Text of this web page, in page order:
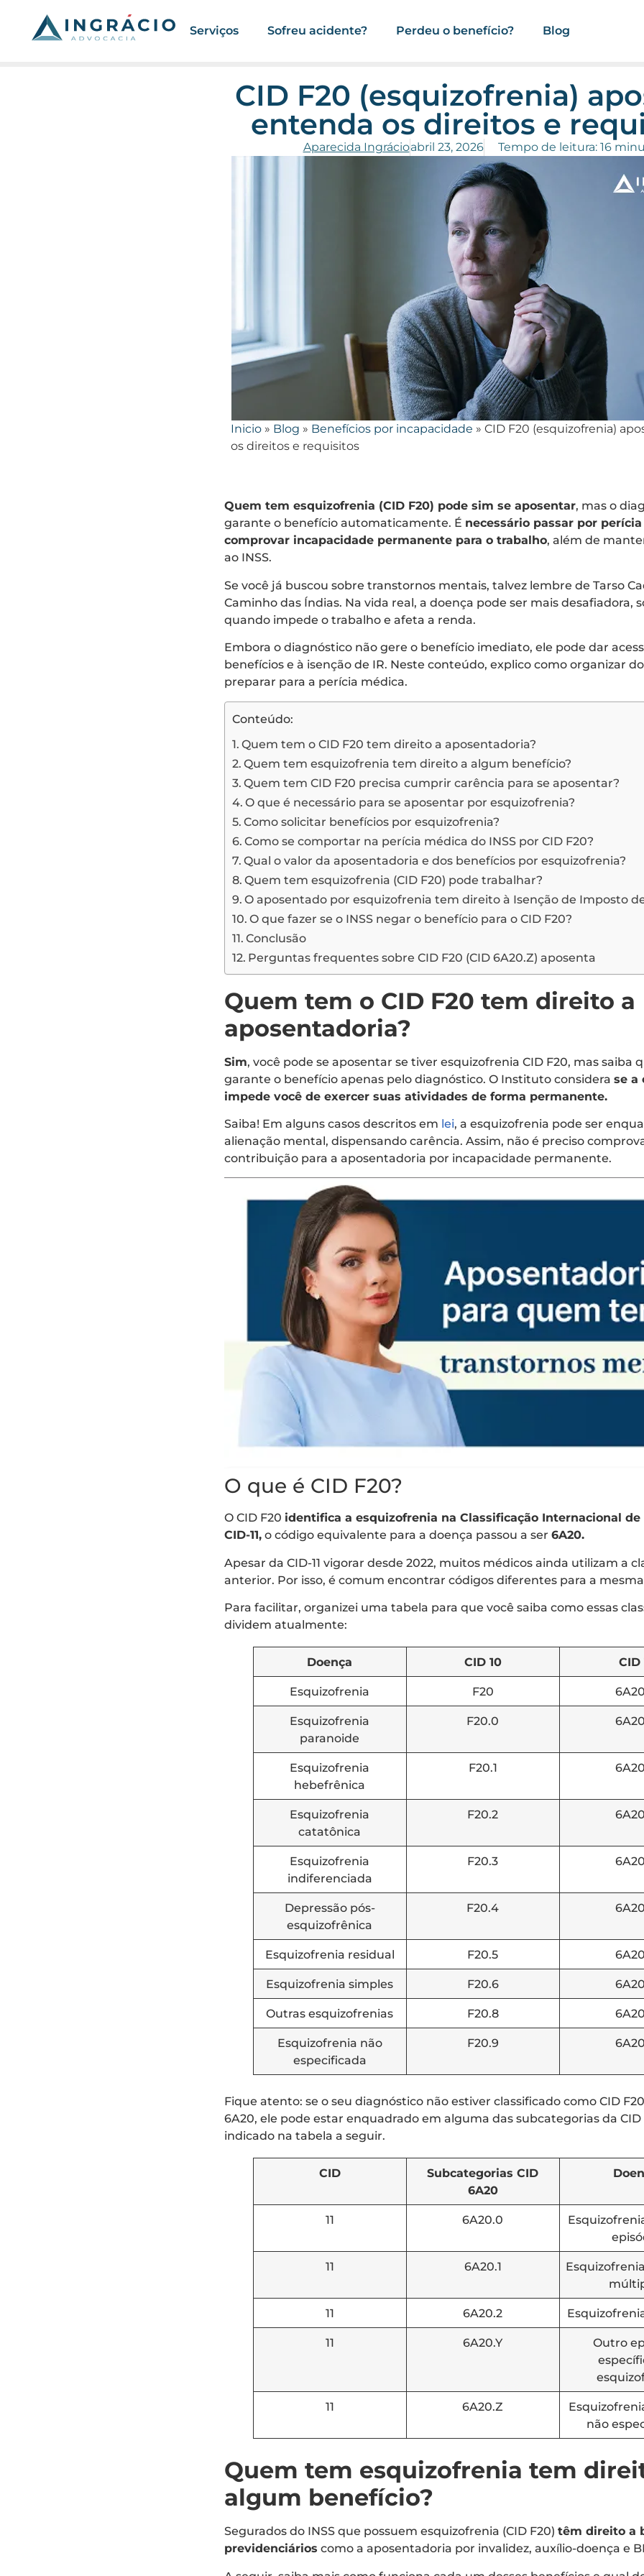
Serviços Sofreu acidente? Perdeu o benefício? Blog
CID F20 (esquizofrenia)
entenda os direitos e
Aparecida Ingrácioabril 23, 2026 Tempo de leitura: 16
Inicio» Blog » Benefícios por incapacidade » CID F20 (esquizofrenia)
os direitos e requisitos
Quem tem esquizofrenia (CID F20) pode sim se aposentar, mas o
garante o benefício automaticamente. É necessário passar por
comprovar incapacidade permanente para o trabalho, além de
ao INSS.
Se você já buscou sobre transtornos mentais, talvez lembre de Tarso
Caminho das Índias. Na vida real, a doença pode ser mais desafiadora,
quando impede o trabalho e afeta a renda.
Embora o diagnóstico não gere o benefício imediato, ele pode dar
benefícios e à isenção de IR. Neste conteúdo, explico como organizar
preparar para a perícia médica.
Conteúdo:
Quem tem o CID F20 tem direito a aposentadoria?
Quem tem esquizofrenia tem direito a algum benefício?
Quem tem CID F20 precisa cumprir carência para se aposentar?
O que é necessário para se aposentar por esquizofrenia?
Como solicitar benefícios por esquizofrenia?
Como se comportar na perícia médica do INSS por CID F20?
Qual o valor da aposentadoria e dos benefícios por esquizofrenia?
Quem tem esquizofrenia (CID F20) pode trabalhar?
O aposentado por esquizofrenia tem direito à Isenção de Imposto
O que fazer se o INSS negar o benefício para o CID F20?
Conclusão
Perguntas frequentes sobre CID F20 (CID 6A20.Z) aposenta
Quem tem o CID F20 tem direito a
aposentadoria?
Sim, você pode se aposentar se tiver esquizofrenia CID F20, mas saiba
garante o benefício apenas pelo diagnóstico. O Instituto considera se a
impede você de exercer suas atividades de forma permanente.
Saiba! Em alguns casos descritos em lei, a esquizofrenia pode ser
alienação mental, dispensando carência. Assim, não é preciso
contribuição para a aposentadoria por incapacidade permanente.
O que é CID F20?
O CID F20 identifica a esquizofrenia na Classificação Internacional de
CID-11,o código equivalente para a doença passou a ser 6A20.
Apesar da CID-11 vigorar desde 2022, muitos médicos ainda utilizam a
anterior. Por isso, é comum encontrar códigos diferentes para a
Para facilitar, organizei uma tabela para que você saiba como essas
dividem atualmente:
Doença CID 10 CID
Esquizofrenia F20
Esquizofrenia
paranoide
F20.0
Esquizofrenia
hebefrênica
F20.1
Esquizofrenia
catatônica
F20.2
Esquizofrenia
indiferenciada
F20.3
Depressão pós-
esquizofrênica
F20.4
Esquizofrenia residual F20.5
Esquizofrenia simples F20.6
Outras esquizofrenias F20.8
Esquizofrenia não
especificada
F20.9
Fique atento: se o seu diagnóstico não estiver classificado como CID
6A20, ele pode estar enquadrado em alguma das subcategorias da
indicado na tabela a seguir.
CID
Subcategorias CID
6A20
11 6A20.0
11 6A20.1
11 6A20.2
11 6A20.Y
Outro
11 6A20.Z
não
Quem tem esquizofrenia tem
algum benefício?
Segurados do INSS que possuem esquizofrenia (CID F20) têm direito a
previdenciários como a aposentadoria por invalidez, auxílio-doença e